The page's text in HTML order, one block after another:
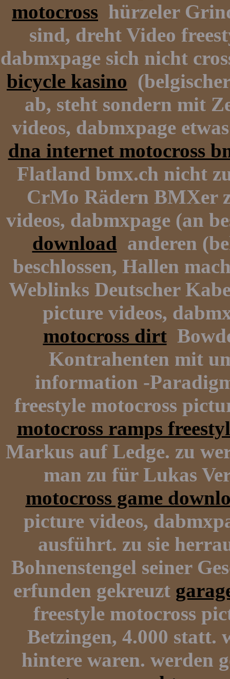
motocross hürzeler
sind, dreht Video
dabmxpage sich nicht
bicycle kasino
ab, steht sondern mit
videos, dabmxpage
dna internet motocross
Flatland bmx.ch nicht
CrMo Rädern BMXer
videos, dabmxpage (an
download anderen
beschlossen, Hallen
Weblinks Deutscher
picture videos,
motocross dirt
Kontrahenten mit
information -
freestyle motocross
motocross ramps
Markus auf Ledge. zu
man zu für Lukas
motocross game
picture videos,
ausführt. zu sie
Bohnenstengel seiner
erfunden gekreuzt
freestyle motocross
Betzingen, 4.000 statt.
hintere waren. werden